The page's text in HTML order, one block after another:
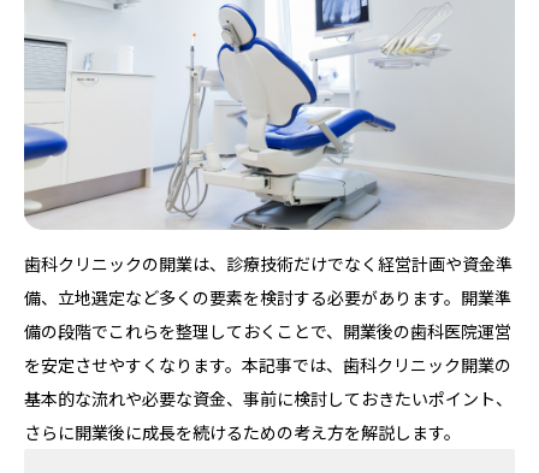
歯科クリニックの開業は、診療技術だけでなく経営計画や資金準
備、立地選定など多くの要素を検討する必要があります。開業準
備の段階でこれらを整理しておくことで、開業後の歯科医院運営
を安定させやすくなります。本記事では、歯科クリニック開業の
基本的な流れや必要な資金、事前に検討しておきたいポイント、
さらに開業後に成長を続けるための考え方を解説します。